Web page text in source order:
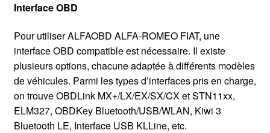
Interface OBD
Pour utiliser ALFAOBD ALFA-ROMEO FIAT, une
interface OBD compatible est nécessaire. Il existe
plusieurs options, chacune adaptée à différents modèles
de véhicules. Parmi les types d’interfaces pris en charge,
on trouve OBDLink MX+/LX/EX/SX/CX et STN11xx,
ELM327, OBDKey Bluetooth/USB/WLAN, Kiwi 3
Bluetooth LE, Interface USB KLLine, etc.